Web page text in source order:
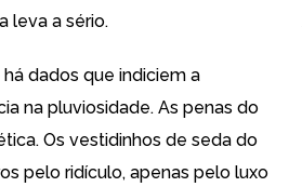
leva a sério.
dados que indiciem a
na pluviosidade. As penas do
Os vestidinhos de seda do
pelo ridículo, apenas pelo luxo